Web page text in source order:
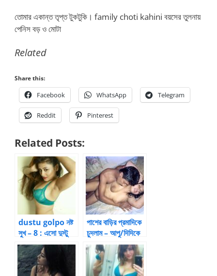
তোমার একান্ত তৃপ্ত টুকটুকি। family choti kahini বয়সের তুলনায়
পেনিস বড় ও মোটা
Related
Share this:
Facebook WhatsApp Telegram
Reddit Pinterest
Related Posts:
dustu golpo নষ্ট
সুখ – 8 : এসো দুস্টু
গল্প বলি by Baban
পাশের বাড়ির প্রমাদিকে
চুদলাম – আপু/দিদিকে
চুদার গল্প